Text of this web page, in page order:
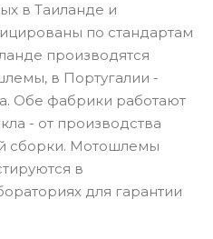
в Таиланде и
по стандартам
производятся
в Португалии -
Обе фабрики работают
- от производства
сборки. Мотошлемы
в
для гарантии